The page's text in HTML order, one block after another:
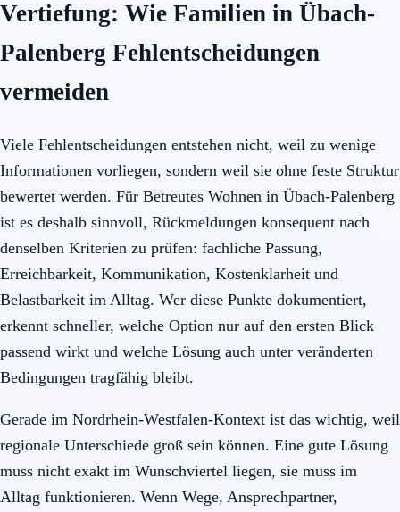
Vertiefung: Wie Familien in Übach-
Palenberg Fehlentscheidungen
vermeiden
Viele Fehlentscheidungen entstehen nicht, weil zu wenige
Informationen vorliegen, sondern weil sie ohne feste Struktur
bewertet werden. Für Betreutes Wohnen in Übach-Palenberg
ist es deshalb sinnvoll, Rückmeldungen konsequent nach
denselben Kriterien zu prüfen: fachliche Passung,
Erreichbarkeit, Kommunikation, Kostenklarheit und
Belastbarkeit im Alltag. Wer diese Punkte dokumentiert,
erkennt schneller, welche Option nur auf den ersten Blick
passend wirkt und welche Lösung auch unter veränderten
Bedingungen tragfähig bleibt.
Gerade im Nordrhein-Westfalen-Kontext ist das wichtig, weil
regionale Unterschiede groß sein können. Eine gute Lösung
muss nicht exakt im Wunschviertel liegen, sie muss im
Alltag funktionieren. Wenn Wege, Ansprechpartner,